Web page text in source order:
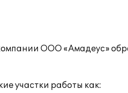
ООО «Амадеус»
участки работы как: